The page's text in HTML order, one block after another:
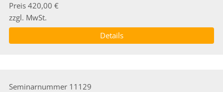
Preis 420,00 €
zzgl. MwSt.
Details
Seminarnummer 11129